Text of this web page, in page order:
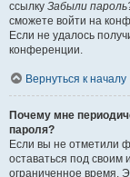
ссылку Забыли
сможете войти на
Если не удалось
конференции.
Вернуться к началу
Почему мне
пароля?
Если вы не отметили
оставаться под своим
ограниченное время.